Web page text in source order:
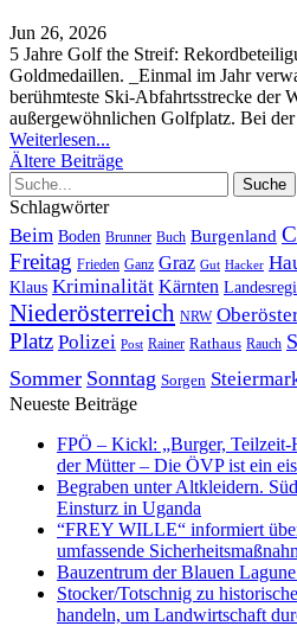
Jun 26, 2026
5 Jahre Golf the Streif:
Goldmedaillen.
_Einmal im Jahr
berühmteste Ski-Abfahrtsstrecke der
außergewöhnlichen Golfplatz. Bei
Weiterlesen...
Ältere Beiträge
Schlagwörter
Beim Boden Brunner Buch Burgenland
Freitag Frieden Ganz Graz Gut Hacker
Klaus Kriminalität Kärnten
Niederösterreich NRW
Platz Polizei Post Rainer Rathaus Rauch
Sommer Sonntag Sorgen
Neueste Beiträge
FPÖ – Kickl: „Burger, Teilzeit-
der Mütter – Die ÖVP ist ein
Begraben unter Altkleidern.
Einsturz in Uganda
“FREY WILLE“ informiert
umfassende
Bauzentrum der Blauen
Stocker/Totschnig zu
handeln, um Landwirtschaft